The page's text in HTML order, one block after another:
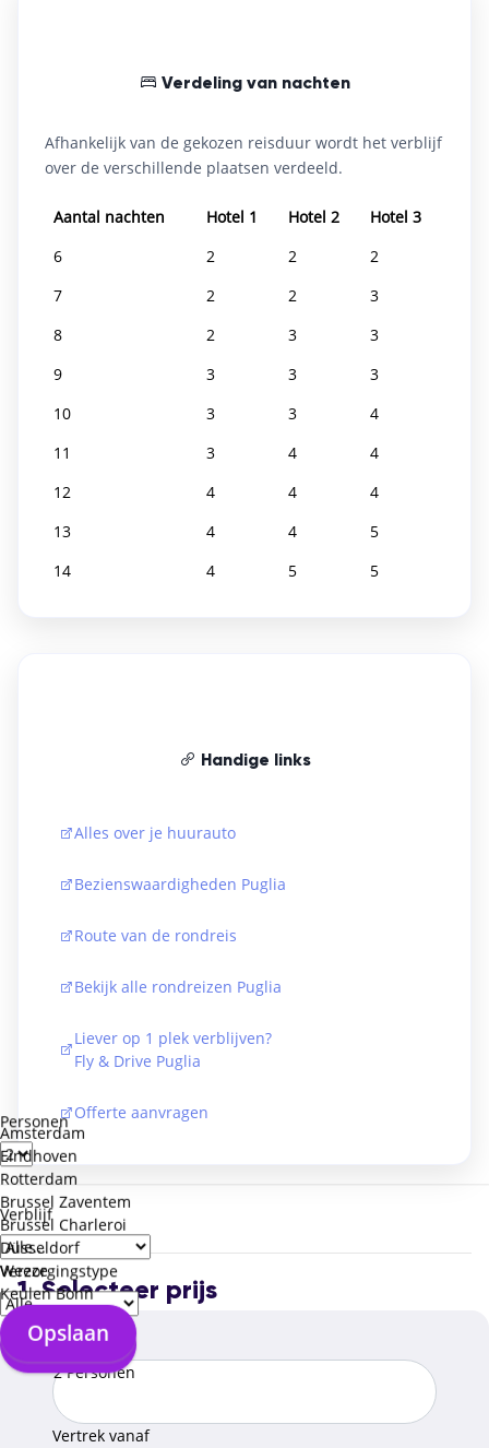
Verdeling van nachten
Afhankelijk van de gekozen reisduur wordt het verblijf
over de verschillende plaatsen verdeeld.
Aantal nachten Hotel 1 Hotel 2
Hotel 3
6
2 2
2
7
2 2
3
8
2 3
3
9
3 3
3
10
3 3
4
11
3 4
4
12
4 4
4
13
4 4
5
14
4 5 5
Handige links
Alles over je huurauto
Bezienswaardigheden Puglia
Route van de rondreis
Bekijk alle rondreizen Puglia
Liever op 1 plek verblijven?
Fly & Drive Puglia
Offerte aanvragen
1. Selecteer prijs
Reizigers
2 Personen
Personen
Verblijf
Verzorgingstype
Opslaan
Vertrek vanaf
Amsterdam
Eindhoven
Rotterdam
Brussel Zaventem
Brussel Charleroi
Düsseldorf
Weeze
Keulen Bonn
Opslaan